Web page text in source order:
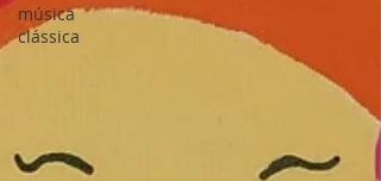
música
clássica